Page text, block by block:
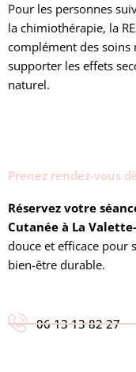
Pour les personnes
la chimiothérapie, la
complément des soins
supporter les effets
naturel.
Prenez rendez-vous
Réservez votre
Cutanée à La
douce et efficace pour
bien-être durable.
06 13 13 82 27